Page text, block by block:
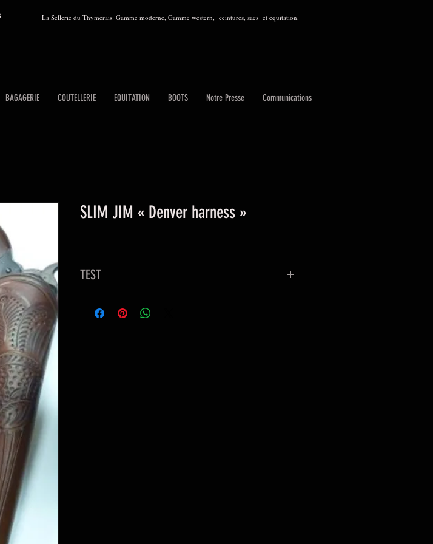
La Sellerie du Thymerais: Gamme moderne, Gamme western, ceintures, sacs et equitation.
BAGAGERIE COUTELLERIE EQUITATION BOOTS Notre Presse Communications
SLIM JIM « Denver harness »
TEST